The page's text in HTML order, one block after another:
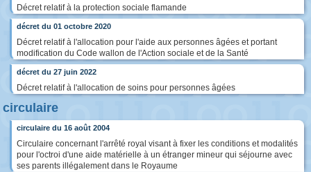
Décret relatif à la protection sociale flamande
décret du 01 octobre 2020
Décret relatif à l'allocation pour l'aide aux personnes âgées et portant
modification du Code wallon de l'Action sociale et de la Santé
décret du 27 juin 2022
Décret relatif à l'allocation de soins pour personnes âgées
circulaire
circulaire du 16 août 2004
Circulaire concernant l'arrêté royal visant à fixer les conditions et modalités
pour l'octroi d'une aide matérielle à un étranger mineur qui séjourne avec
ses parents illégalement dans le Royaume